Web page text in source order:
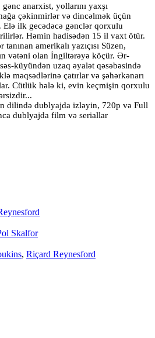
anarxist, yollarını yaxşı
çəkinmirlər və dincəlmək üçün
ilk gecədəcə gənclər qorxulu
Həmin hadisədən 15 il vaxt ötür.
amerikalı yazıçısı Süzen,
vətəni olan İngiltərəyə köçür. Ər-
küyündən uzaq əyalət qəsəbəsində
məqsədlərinə çatırlar və şəhərkənarı
Cütlük hələ ki, evin keçmişin qorxulu
dilində dublyajda izləyin, 720p və Full
dublyajda film və seriallar
Skalfor
, Riçard Reynesford